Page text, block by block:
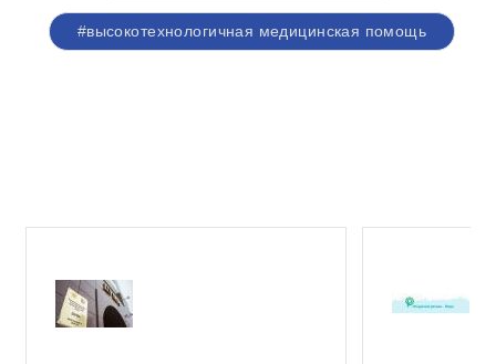
#высокотехнологичная медицинская помощь